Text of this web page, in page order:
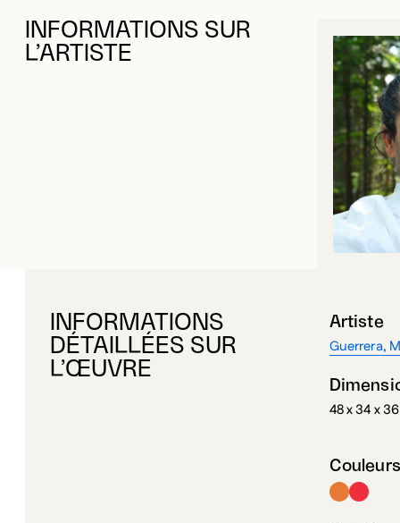
INFORMATIONS SUR
L’ARTISTE
INFORMATIONS
DÉTAILLÉES SUR
L’ŒUVRE
Artiste
Guerrera,
48 x 34 x
Couleurs